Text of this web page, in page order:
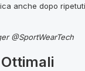
anche dopo
@SportWearTech